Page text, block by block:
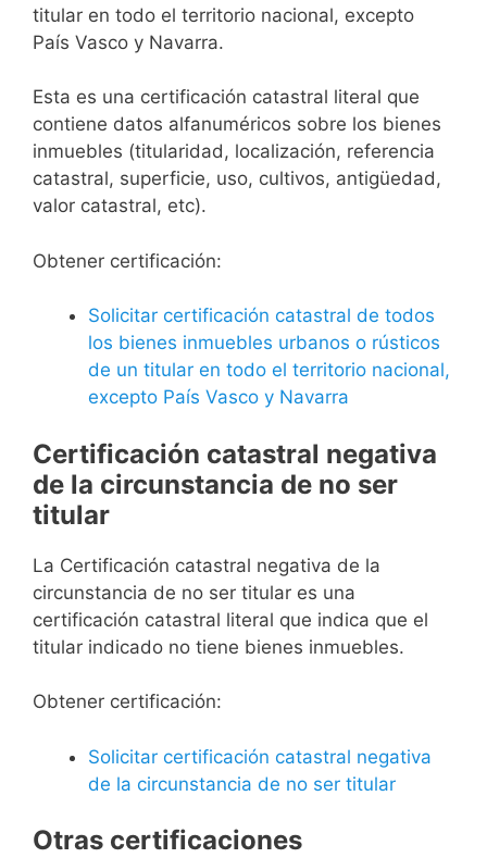
titular en todo el territorio nacional, excepto
País Vasco y Navarra.
Esta es una certificación catastral literal que
contiene datos alfanuméricos sobre los bienes
inmuebles (titularidad, localización, referencia
catastral, superficie, uso, cultivos, antigüedad,
valor catastral, etc).
Obtener certificación:
Solicitar certificación catastral de todos
los bienes inmuebles urbanos o rústicos
de un titular en todo el territorio nacional,
excepto País Vasco y Navarra
Certificación catastral negativa
de la circunstancia de no ser
titular
La Certificación catastral negativa de la
circunstancia de no ser titular es una
certificación catastral literal que indica que el
titular indicado no tiene bienes inmuebles.
Obtener certificación:
Solicitar certificación catastral negativa
de la circunstancia de no ser titular
Otras certificaciones